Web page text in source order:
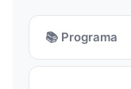
📚 Programa